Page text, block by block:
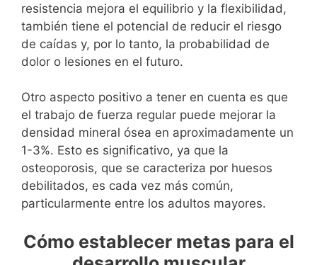
resistencia mejora el equilibrio y la flexibilidad,
también tiene el potencial de reducir el riesgo
de caídas y, por lo tanto, la probabilidad de
dolor o lesiones en el futuro.
Otro aspecto positivo a tener en cuenta es que
el trabajo de fuerza regular puede mejorar la
densidad mineral ósea en aproximadamente un
1-3%. Esto es significativo, ya que la
osteoporosis, que se caracteriza por huesos
debilitados, es cada vez más común,
particularmente entre los adultos mayores.
Cómo establecer metas para el